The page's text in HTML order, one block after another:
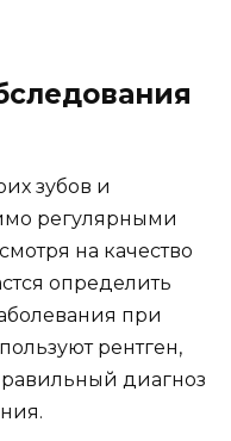
зубов и
регулярными
на качество
определить
при
рентген,
диагноз